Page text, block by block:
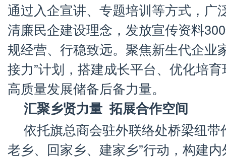
通过入企宣讲、专题培训等方式，广
清廉民企建设理念，发放宣传资料
规经营、行稳致远。聚焦新生代企业
接力”计划，搭建成长平台、优化培
高质量发展储备后备力量。
汇聚乡贤力量 拓展合作空间
依托旗总商会驻外联络处桥梁纽带
老乡、回家乡、建家乡”行动，构建